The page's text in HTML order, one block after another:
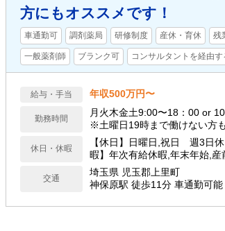
方にもオススメです！
車通勤可 調剤薬局 研修制度 産休・育休 残
一般薬剤師 ブランク可 コンサルタントを経由す
給与・手当 年収500万円〜
勤務時間
月火木金土9:00〜18：00 or
※土曜日19時まで働けない方
休日・休暇
【休日】日曜日,祝日 週3日
暇】年次有給休暇,年末年始,
日】120日
交通
埼玉県 児玉郡上里町
神保原駅 徒歩11分 車通勤可能